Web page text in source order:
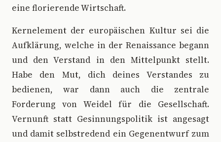
eine florierende Wirtschaft.
Kernelement der europäischen Kultur sei die
Aufklärung, welche in der Renaissance begann
und den Verstand in den Mittelpunkt stellt.
Habe den Mut, dich deines Verstandes zu
bedienen, war dann auch die zentrale
Forderung von Weidel für die Gesellschaft.
Vernunft statt Gesinnungspolitik ist angesagt
und damit selbstredend ein Gegenentwurf zum